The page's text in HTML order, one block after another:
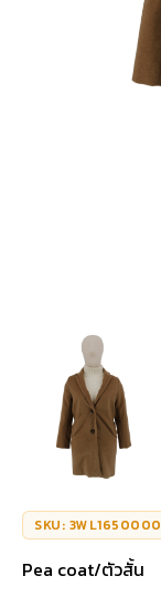
SKU: 3WL1650000
Pea coat/ตัวสั้น